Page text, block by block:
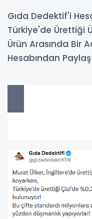
Gıda Dedektif'i
Türkiye'de Ürettiği
Ürün Arasında Bir
Hesabından